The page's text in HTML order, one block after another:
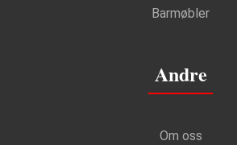
Barmøbler
Andre
Om oss